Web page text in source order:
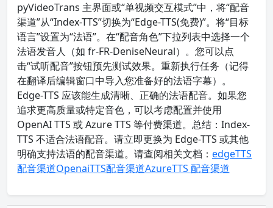
pyVideoTrans 主界面或“单视频交互模式”中，将“配音
渠道”从“Index-TTS”切换为“Edge-TTS(免费)”。将“目标
语言”设置为“法语”。在“配音角色”下拉列表中选择一个
法语发音人（如 fr-FR-DeniseNeural）。您可以点
击“试听配音”按钮预先测试效果。重新执行任务（记得
在翻译后编辑窗口中导入您准备好的法语字幕）。
Edge-TTS 应该能生成清晰、正确的法语配音。如果您
追求更高质量或特定音色，可以考虑配置并使用
OpenAI TTS 或 Azure TTS 等付费渠道。总结：Index-
TTS 不适合法语配音。请立即更换为 Edge-TTS 或其他
明确支持法语的配音渠道。请查阅相关文档： edgeTTS
配音渠道OpenaiTTS配音渠道AzureTTS 配音渠道